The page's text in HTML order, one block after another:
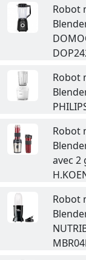
Robot
Robot
Robot
avec 2
Robot